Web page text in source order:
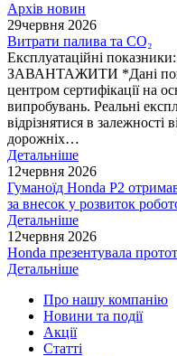
Архів новин
29червня 2026
Витрати палива та CO₂
Експлуатаційні
ЗАВАНТАЖИТИ *Дані
центром сертифікації на
випробувань. Реальні
відрізнятися в залежності
дорожніх…
Детальніше
12червня 2026
Гуманоїд Honda P2
за внесок у розвиток
Детальніше
12червня 2026
Honda презентувала
Детальніше
Про нашу компанію
Новини та події
Акції
Статті